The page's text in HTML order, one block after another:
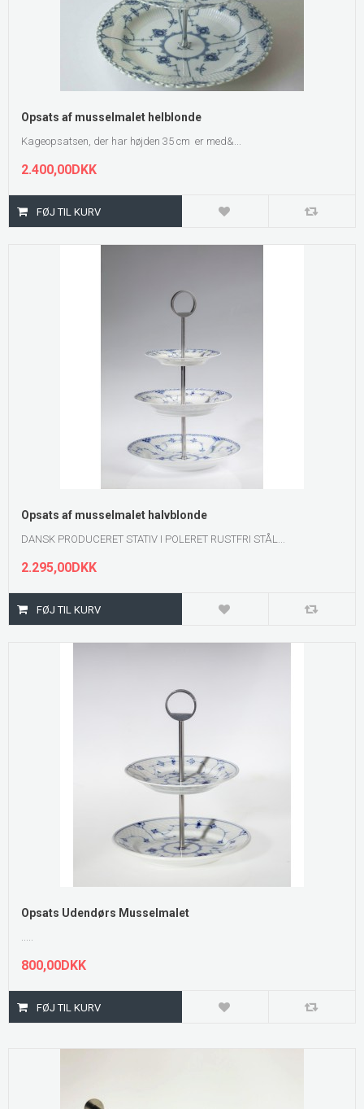
Opsats af musselmalet helblonde
Kageopsatsen, der har højden 35 cm er med&...
2.400,00DKK
Opsats af musselmalet halvblonde
DANSK PRODUCERET STATIV I POLERET RUSTFRI STÅL...
2.295,00DKK
Opsats Udendørs Musselmalet
.....
800,00DKK